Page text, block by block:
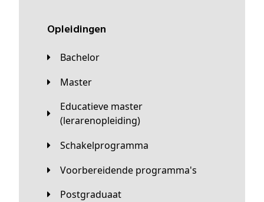
Opleidingen
Bachelor
Master
Educatieve master
(lerarenopleiding)
Schakelprogramma
Voorbereidende programma's
Postgraduaat